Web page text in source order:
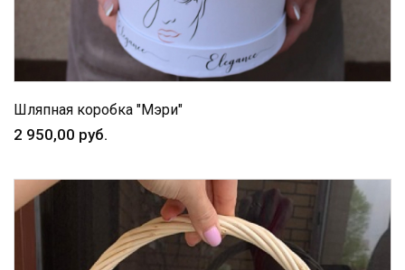
Шляпная коробка "Мэри"
2 950,00 руб.